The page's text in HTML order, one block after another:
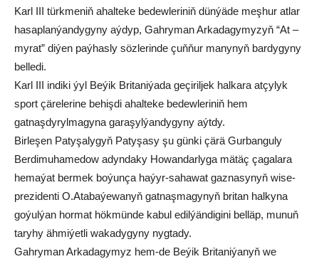
Karl III türkmeniň ahalteke bedewleriniň dünýäde meşhur atlar
hasaplanýandygyny aýdyp, Gahryman Arkadagymyzyň “At –
myrat” diýen paýhasly sözlerinde çuňňur manynyň bardygyny
belledi.
Karl III indiki ýyl Beýik Britaniýada geçiriljek halkara atçylyk
sport çärelerine behişdi ahalteke bedewleriniň hem
gatnaşdyrylmagyna garaşylýandygyny aýtdy.
Birleşen Patyşalygyň Patyşasy şu günki çärä Gurbanguly
Berdimuhamedow adyndaky Howandarlyga mätäç çagalara
hemaýat bermek boýunça haýyr-sahawat gaznasynyň wise-
prezidenti O.Atabaýewanyň gatnaşmagynyň britan halkyna
goýulýan hormat hökmünde kabul edilýändigini belläp, munuň
taryhy ähmiýetli wakadygyny nygtady.
Gahryman Arkadagymyz hem-de Beýik Britaniýanyň we